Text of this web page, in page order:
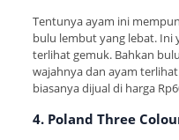
Tentunya ayam ini
bulu lembut yang lebat.
terlihat gemuk. Bahkan
wajahnya dan ayam
biasanya dijual di harga
4. Poland Three